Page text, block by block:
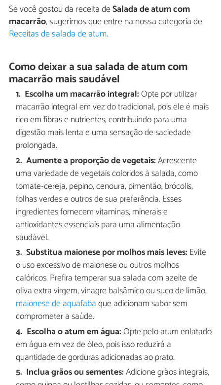
Se você gostou da receita deSalada de atum com
macarrão, sugerimos que entre na nossa categoria de
Receitas de salada de atum.
Como deixar a sua salada de atum com
macarrão mais saudável
Escolha um macarrão integral:Opte por utilizar
macarrão integral em vez do tradicional, pois ele é mais
rico em fibras e nutrientes, contribuindo para uma
digestão mais lenta e uma sensação de saciedade
prolongada.
Aumente a proporção de vegetais:Acrescente
uma variedade de vegetais coloridos à salada, como
tomate-cereja, pepino, cenoura, pimentão, brócolis,
folhas verdes e outros de sua preferência. Esses
ingredientes fornecem vitaminas, minerais e
antioxidantes essenciais para uma alimentação
saudável.
Substitua maionese por molhos mais leves: Evite
o uso excessivo de maionese ou outros molhos
calóricos. Prefira temperar sua salada com azeite de
oliva extra virgem, vinagre balsâmico ou suco de limão,
maionese de aquafabaque adicionam sabor sem
comprometer a saúde.
Escolha o atum em água:Opte pelo atum enlatado
em água em vez de óleo, pois isso reduzirá a
quantidade de gorduras adicionadas ao prato.
Inclua grãos ou sementes:Adicione grãos integrais,